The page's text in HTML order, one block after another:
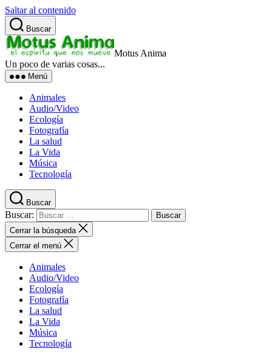
Saltar al contenido
Buscar
Motus Anima
Un poco de varias cosas...
Menú
Animales
Audio/Video
Ecología
Fotografía
La salud
La Vida
Música
Tecnología
Buscar
Buscar:
Cerrar la búsqueda
Cerrar el menú
Animales
Audio/Video
Ecología
Fotografía
La salud
La Vida
Música
Tecnología